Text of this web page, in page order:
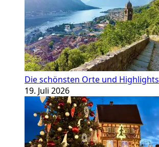
Die schönsten Orte und Highlights
19. Juli 2026